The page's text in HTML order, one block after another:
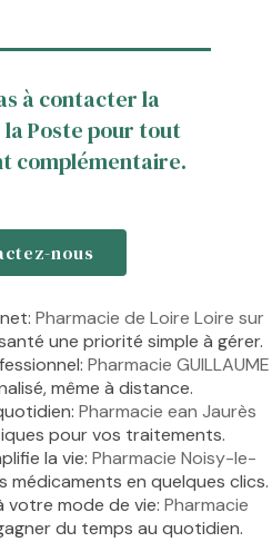
à contacter la
Poste pour tout
complémentaire.
nous
Pharmacie de Loire Loire sur
une priorité simple à gérer.
Pharmacie GUILLAUME
même à distance.
Pharmacie ean Jaurès
pour vos traitements.
la vie: Pharmacie Noisy-le-
médicaments en quelques clics.
votre mode de vie: Pharmacie
du temps au quotidien.